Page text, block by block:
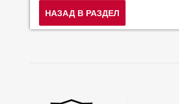
НАЗАД В РАЗДЕЛ